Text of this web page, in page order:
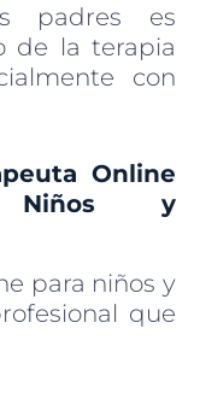
padres es
de la terapia
con
Online
Niños y
para niños y
que